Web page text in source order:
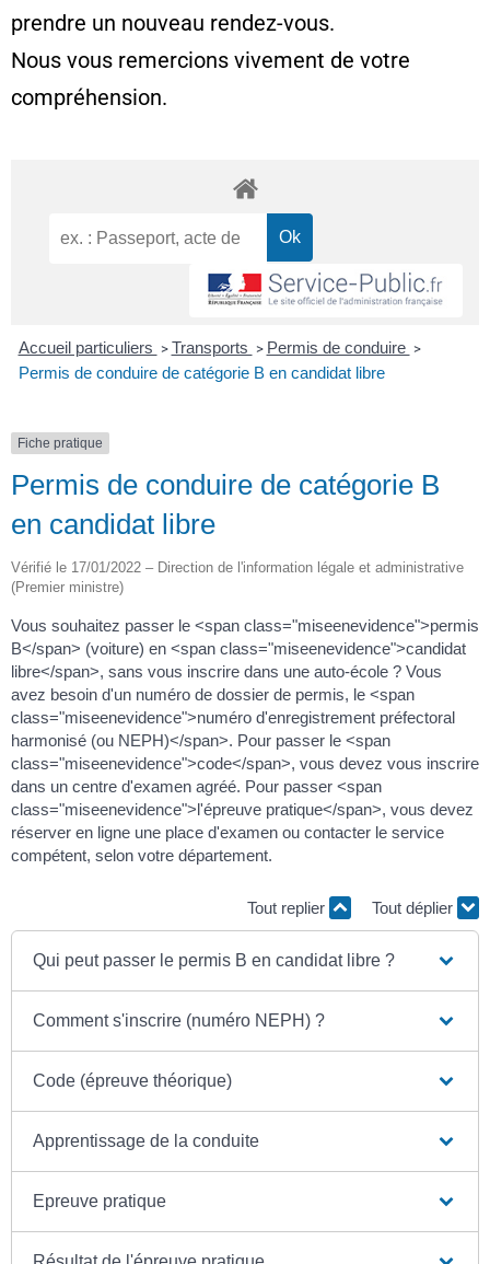
prendre un nouveau rendez-vous.
Nous vous remercions vivement de votre
compréhension.
Accueil particuliers > Transports > Permis de conduire >
Permis de conduire de catégorie B en candidat libre
Fiche pratique
Permis de conduire de catégorie B
en candidat libre
Vérifié le 17/01/2022 – Direction de l'information légale et administrative
(Premier ministre)
Vous souhaitez passer le <span class="miseenevidence">permis
B</span> (voiture) en <span class="miseenevidence">candidat
libre</span>, sans vous inscrire dans une auto-école ? Vous
avez besoin d'un numéro de dossier de permis, le <span
class="miseenevidence">numéro d'enregistrement préfectoral
harmonisé (ou NEPH)</span>. Pour passer le <span
class="miseenevidence">code</span>, vous devez vous inscrire
dans un centre d'examen agréé. Pour passer <span
class="miseenevidence">l'épreuve pratique</span>, vous devez
réserver en ligne une place d'examen ou contacter le service
compétent, selon votre département.
Tout replier Tout déplier
Qui peut passer le permis B en candidat libre ?
Comment s'inscrire (numéro NEPH) ?
Code (épreuve théorique)
Apprentissage de la conduite
Epreuve pratique